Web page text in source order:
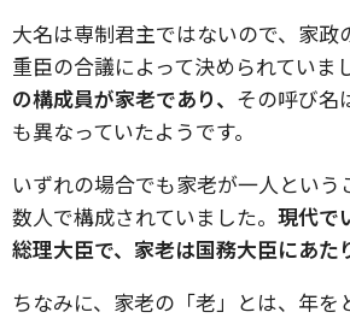
大名は専制君主ではないので、家政
重臣の合議によって決められていま
の構成員が家老であり、 その呼び名
も異なっていたようです。
いずれの場合でも家老が一人という
数人で構成されていました。 現代で
総理大臣で、家老は国務大臣にあた
ちなみに、家老の「老」とは、年を